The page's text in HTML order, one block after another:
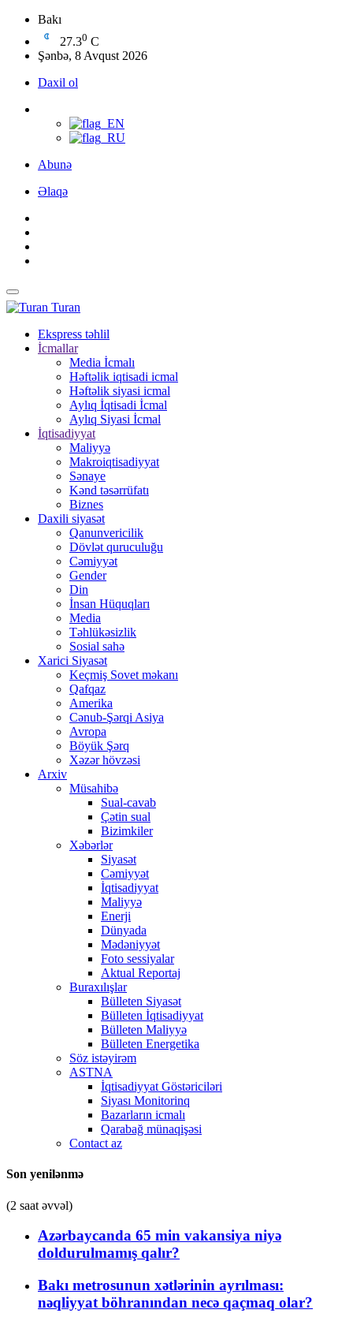
Bakı
27.30 C
Şənbə, 8 Avqust 2026
Daxil ol
Abunə
Əlaqə
Turan
Ekspress təhlil
İcmallar
Media İcmalı
Həftəlik iqtisadi icmal
Həftəlik siyasi icmal
Aylıq İqtisadi İcmal
Aylıq Siyasi İcmal
İqtisadiyyat
Maliyyə
Makroiqtisadiyyat
Sənaye
Kənd təsərrüfatı
Biznes
Daxili siyasət
Qanunvericilik
Dövlət quruculuğu
Cəmiyyət
Gender
Din
İnsan Hüquqları
Media
Təhlükəsizlik
Sosial sahə
Xarici Siyasət
Keçmiş Sovet məkanı
Qafqaz
Amerika
Cənub-Şərqi Asiya
Avropa
Böyük Şərq
Xəzər hövzəsi
Arxiv
Müsahibə
Sual-cavab
Çətin sual
Bizimkiler
Xəbərlər
Siyasət
Cəmiyyət
İqtisadiyyat
Maliyyə
Enerji
Dünyada
Mədəniyyət
Foto sessiyalar
Aktual Reportaj
Buraxılışlar
Bülleten Siyasət
Bülleten İqtisadiyyat
Bülleten Maliyyə
Bülleten Energetika
Söz istəyirəm
ASTNA
İqtisadiyyat Göstəriciləri
Siyası Monitorinq
Bazarların icmalı
Qarabağ münaqişəsi
Contact az
Son yenilənmə
(2 saat əvvəl)
Azərbaycanda 65 min vakansiya niyə
doldurulmamış qalır?
Bakı metrosunun xətlərinin ayrılması:
nəqliyyat böhranından necə qaçmaq olar?